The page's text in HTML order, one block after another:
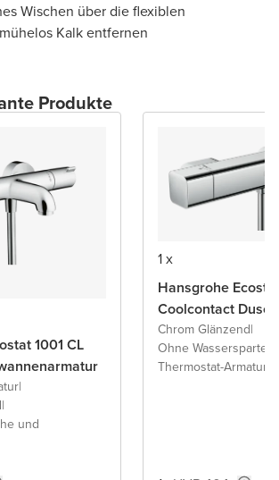
Wischen über die flexiblen
Kalk entfernen
Produkte
1001 CL
|
|
und
1 x
Hansgrohe
Coolcontact
Chrom Glänzend|
Ohne
Thermostat-Armatur